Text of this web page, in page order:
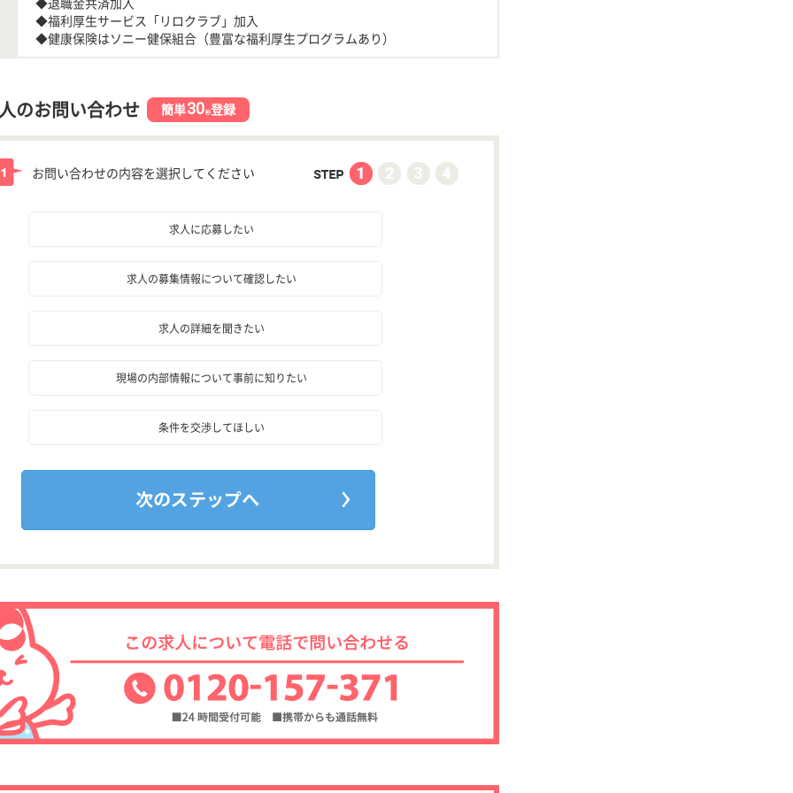
◆退職金共済加入
◆福利厚生サービス「リロクラブ」加入
◆健康保険はソニー健保組合（豊富な福利厚生プログラムあり）
のお問い合わせ 簡単30秒登録
お問い合わせの内容を選択してください
求人に応募したい
求人の募集情報について確認したい
求人の詳細を聞きたい
現場の内部情報について事前に知りたい
条件を交渉してほしい